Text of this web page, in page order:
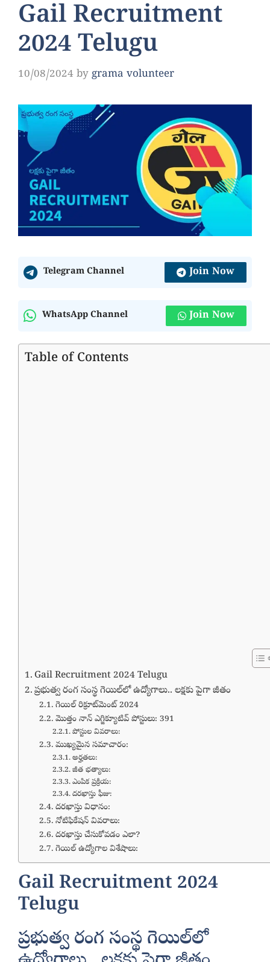
Gail Recruitment
2024 Telugu
10/08/2024 by grama volunteer
Telegram Channel Join Now
WhatsApp Channel Join Now
Table of Contents
Gail Recruitment 2024 Telugu
ప్రభుత్వ రంగ సంస్థ గెయిల్‌లో ఉద్యోగాలు.. లక్షకు పైగా జీతం
గెయిల్‌ రిక్రూట్‌మెంట్ 2024
మొత్తం నాన్‌ ఎగ్జిక్యూటివ్‌ పోస్టులు: 391
పోస్టుల వివరాలు:
ముఖ్యమైన సమాచారం:
అర్హతలు:
జీత భత్యాలు:
ఎంపిక ప్రక్రియ:
దరఖాస్తు ఫీజు:
దరఖాస్తు విధానం:
నోటిఫికేషన్ వివరాలు:
దరఖాస్తు చేసుకోవడం ఎలా?
గెయిల్‌ ఉద్యోగాల విశేషాలు:
Gail Recruitment 2024
Telugu
ప్రభుత్వ రంగ సంస్థ గెయిల్‌లో